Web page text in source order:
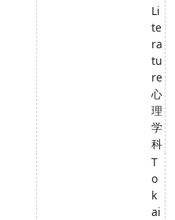
Li
te
ra
tu
re
心
理
学
科
T
o
k
ai